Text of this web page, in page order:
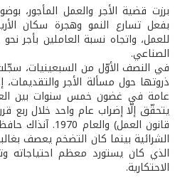
برزت قضية الأجر والعمل المأجور،
بفعل تسارع النمو وهجرة سكان
للعمل، واتجاه نسبة العاملين بأجر
الصناعي.
في النصف الأوّل من السبعينيات، سجّلت
ذروتها حول مسألة الأجر
قانون العمل)
الشرائية بينما كان التضخم يعصف
الذي كان يستورد معظم احتياجاته
الاحتكارية.